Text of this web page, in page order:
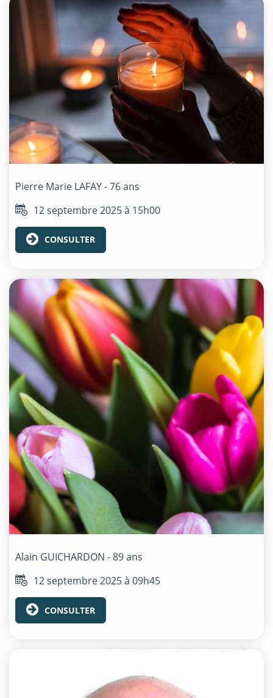
Pierre Marie LAFAY- 76 ans
12 septembre 2025 à 15h00
CONSULTER
Alain GUICHARDON - 89 ans
12 septembre 2025 à 09h45
CONSULTER